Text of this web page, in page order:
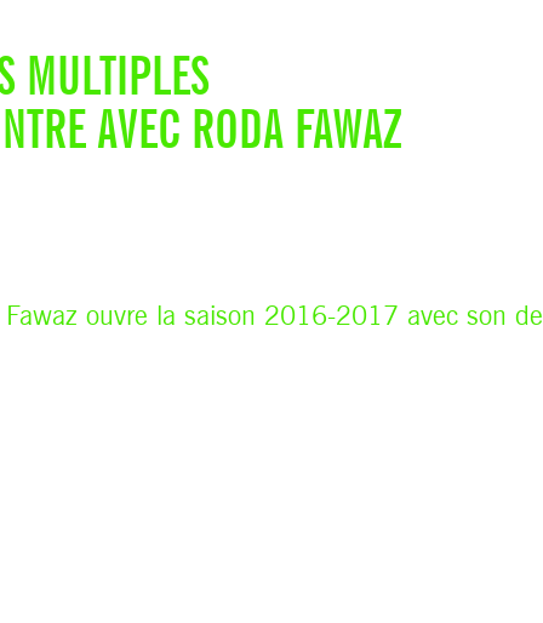
MULTIPLES
AVEC RODA FAWAZ
ouvre la saison 2016-2017 avec son